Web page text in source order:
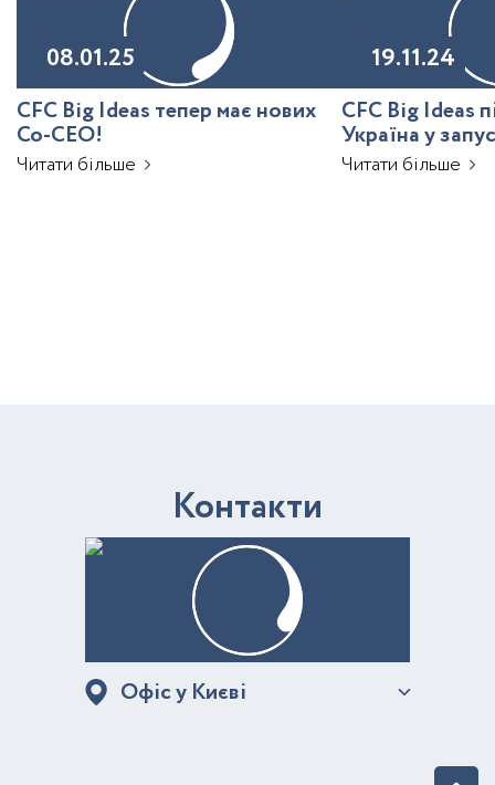
08.01.25
CFC Big Ideas тепер має нових
Co-CEO!
Читати більше
19.11.24
CFC Big Ideas
Україна у
з ШІ
Читати більше
Контакти
Офіс у Києві